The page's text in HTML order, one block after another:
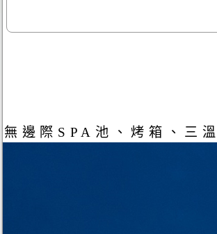
無邊際SPA池、烤箱、三